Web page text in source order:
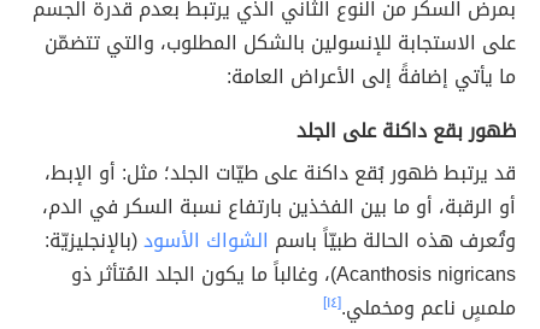
بمرض السكر من النوع الثاني الذي يرتبط بعدم قدرة الجسم
على الاستجابة للإنسولين بالشكل المطلوب، والتي تتضمّن
ما يأتي إضافةً إلى الأعراض العامة:
ظهور بقع داكنة على الجلد
قد يرتبط ظهور بُقع داكنة على طيّات الجلد؛ مثل: أو الإبط،
أو الرقبة، أو ما بين الفخذين بارتفاع نسبة السكر في الدم،
وتُعرف هذه الحالة طبيّاً باسم الشواك الأسود(بالإنجليزيّة:
Acanthosis nigricans)، وغالباً ما يكون الجلد المُتأثر ذو
ملمسٍ ناعم ومخملي.[١٤]